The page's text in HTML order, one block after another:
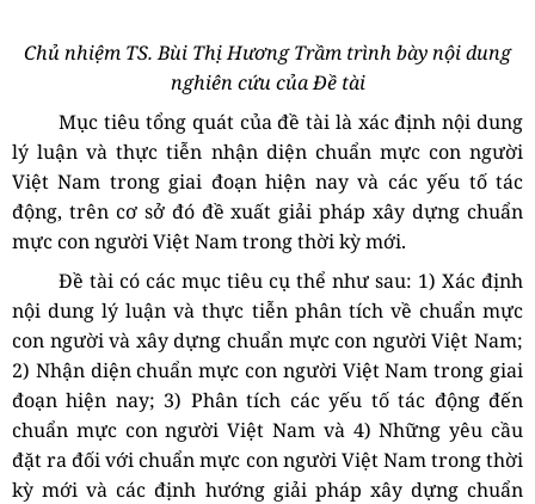
Chủ nhiệm TS. Bùi Thị Hương Trầm trình bày nội dung
nghiên cứu của Đề tài
Mục tiêu tổng quát của đề tài là xác định nội dung
lý luận và thực tiễn nhận diện chuẩn mực con người
Việt Nam trong giai đoạn hiện nay và các yếu tố tác
động, trên cơ sở đó đề xuất giải pháp xây dựng chuẩn
mực con người Việt Nam trong thời kỳ mới.
Đề tài có các mục tiêu cụ thể như sau: 1) Xác định
nội dung lý luận và thực tiễn phân tích về chuẩn mực
con người và xây dựng chuẩn mực con người Việt Nam;
2) Nhận diện chuẩn mực con người Việt Nam trong giai
đoạn hiện nay; 3) Phân tích các yếu tố tác động đến
chuẩn mực con người Việt Nam và 4)Những yêu cầu
đặt ra đối với chuẩn mực con người Việt Nam trong thời
kỳ mới và các định hướng giải pháp xây dựng chuẩn